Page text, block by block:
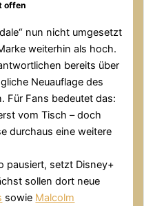
offen
nun nicht umgesetzt
weiterhin als hoch.
bereits über
Neuauflage des
Für Fans bedeutet das:
vom Tisch – doch
durchaus eine weitere
pausiert, setzt Disney+
sollen dort neue
sowie Malcolm